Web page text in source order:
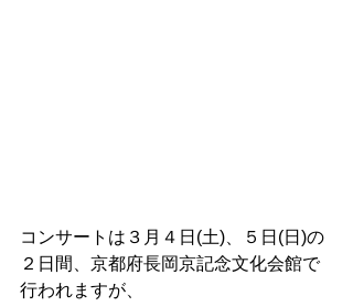
コンサートは３月４日(土)、５日(日)の
２日間、京都府長岡京記念文化会館で
行われますが、